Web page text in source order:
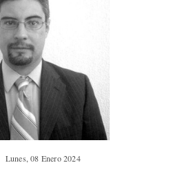
Lunes, 08 Enero 2024